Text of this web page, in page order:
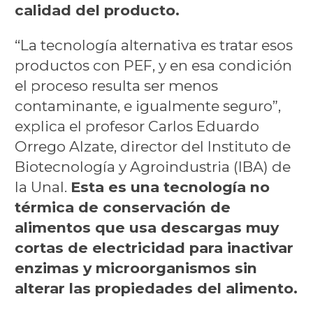
calidad del producto.
“La tecnología alternativa es tratar esos
productos con PEF, y en esa condición
el proceso resulta ser menos
contaminante, e igualmente seguro”,
explica el profesor Carlos Eduardo
Orrego Alzate, director del Instituto de
Biotecnología y Agroindustria (IBA) de
la Unal. Esta es una tecnología no
térmica de conservación de
alimentos que usa descargas muy
cortas de electricidad para inactivar
enzimas y microorganismos sin
alterar las propiedades del alimento.